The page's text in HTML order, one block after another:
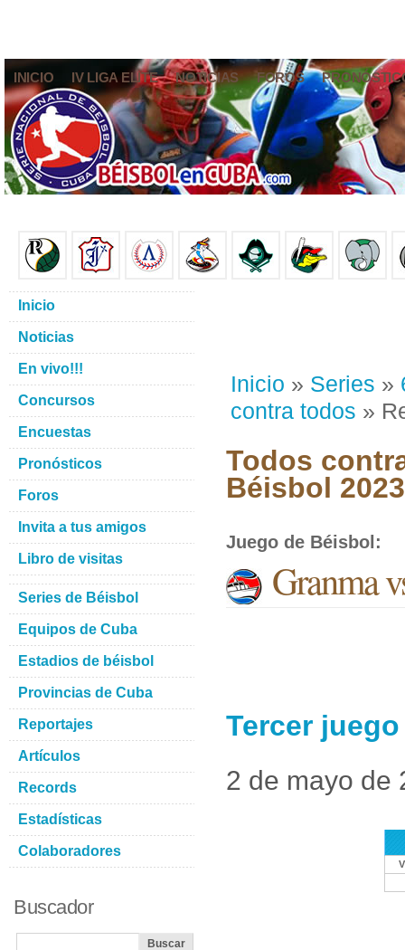
INICIO IV LIGA ELITE NOTICIAS FOROS
Inicio » Series »
contra todos »
Todos
Béisbol 2023
Juego de Béisbol :
Granma
Tercer
2 de mayo de
Inicio
Noticias
En vivo!!!
Concursos
Encuestas
Pronósticos
Foros
Invita a tus amigos
Libro de visitas
Series de Béisbol
Equipos de Cuba
Estadios de béisbol
Provincias de Cuba
Reportajes
Artículos
Records
Estadísticas
Colaboradores
Buscador